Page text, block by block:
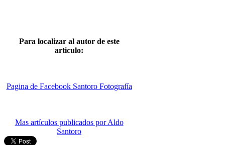
Para localizar al autor de este
articulo:
Pagina de Facebook Santoro Fotografía
Mas artículos publicados por Aldo
Santoro